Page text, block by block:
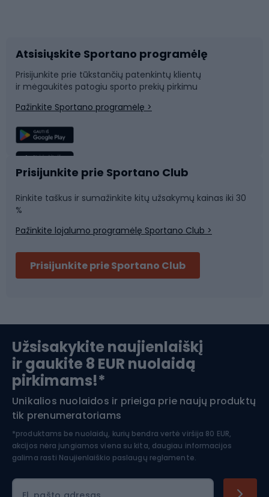
Dviračių dalys
Laipiojimas
Žvejyba
Sportinė medicina
Rogutės ir čiuožynės
Snieglenčių sportas
Plaukimas
Komandinis sportas
Slidinėjimas
Apranga žiemos sportui
Šiaurietiškas ėjimas
Atsisiųskite Sportano programėlę
Prisijunkite prie tūkstančių patenkintų klientų
ir mėgaukitės patogiu sporto prekių pirkimu
Pažinkite Sportano programėlę >
Prisijunkite prie Sportano Club
Rinkite taškus ir sumažinkite kitų užsakymų kainas iki 30
%
Pažinkite lojalumo programėlę Sportano Club >
Prisijunkite prie Sportano Club
Užsisakykite naujienlaiškį
ir gaukite 8 EUR nuolaidą
pirkimams!*
Unikalios nuolaidos ir prieiga prie naujų produktų
tik prenumeratoriams
*produktams be nuolaidų, kurių bendra vertė viršija 80 EUR,
akcijos nėra jungiamos viena su kita, daugiau informacijos
galima rasti Naujienlaiškio paslaugų reglamente.